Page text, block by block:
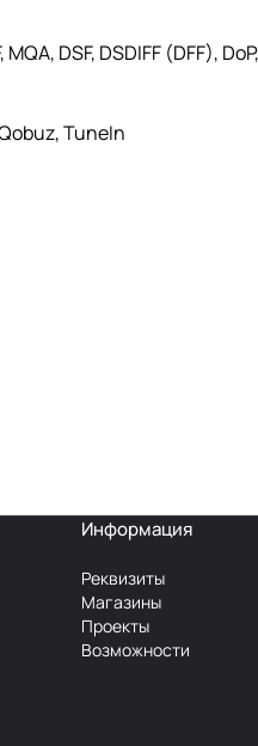
DSF, DSDIFF (DFF),
TuneIn
Информация
Реквизиты
Магазины
Проекты
Возможности